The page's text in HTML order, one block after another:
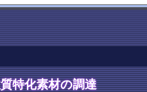
特化素材の調達